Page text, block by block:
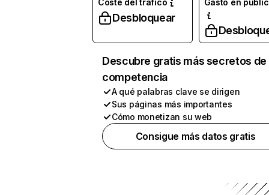
Coste del tráfico
Desbloquear
Gasto en
Descubre gratis más secretos de
competencia
A qué palabras clave se dirigen
Sus páginas más importantes
Cómo monetizan su web
Consigue más datos gratis